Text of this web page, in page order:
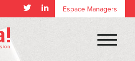
Espace Managers